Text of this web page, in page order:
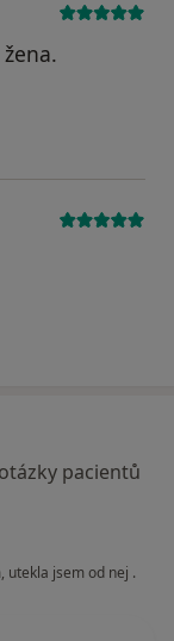
pacientů
utekla jsem od nej .